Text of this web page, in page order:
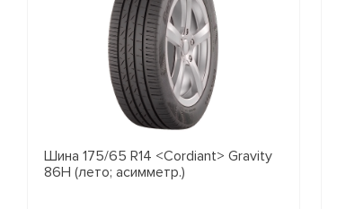
Шина 175/65 R14 <Cordiant> Gravity
86Н (лето; асимметр.)